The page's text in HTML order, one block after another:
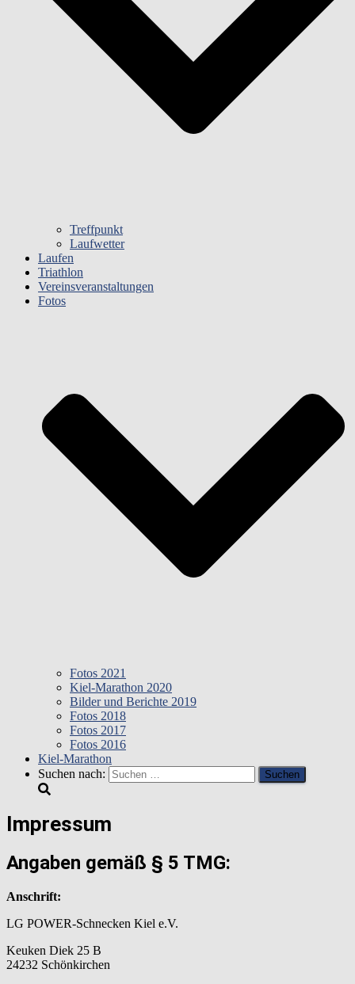
Treffpunkt
Laufwetter
Laufen
Triathlon
Vereinsveranstaltungen
Fotos
Fotos 2021
Kiel-Marathon 2020
Bilder und Berichte 2019
Fotos 2018
Fotos 2017
Fotos 2016
Kiel-Marathon
Suchen nach:
Impressum
Angaben gemäß § 5 TMG:
Anschrift:
LG POWER-Schnecken Kiel e.V.
Keuken Diek 25 B
24232 Schönkirchen